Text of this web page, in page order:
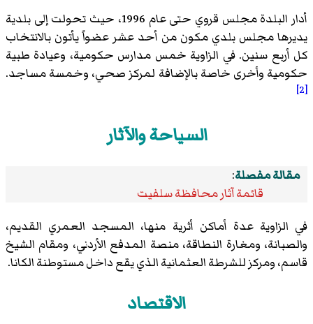
أدار البلدة مجلس قروي حتى عام 1996، حيث تحولت إلى بلدية
يديرها مجلس بلدي مكون من أحد عشر عضواً يأتون بالانتخاب
كل أربع سنين. في الزاوية خمس مدارس حكومية، وعيادة طبية
حكومية وأخرى خاصة بالإضافة لمركز صحي، وخمسة مساجد.
[2]
السياحة والآثار
مقالة مفصلة:
قائمة آثار محافظة سلفيت
في الزاوية عدة أماكن أثرية منها، المسجد العمري القديم،
والصبانة، ومغارة النطاقة، منصة المدفع الأردني، ومقام الشيخ
قاسم، ومركز للشرطة العثمانية الذي يقع داخل مستوطنة الكانا.
الاقتصاد